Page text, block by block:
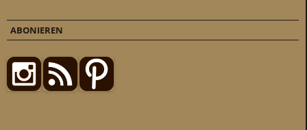
ABONIEREN